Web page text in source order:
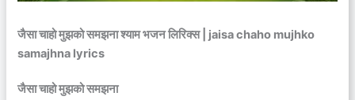
जैसा चाहो मुझको समझना श्याम भजन लिरिक्स | jaisa chaho mujhko
samajhna lyrics
जैसा चाहो मुझको समझना